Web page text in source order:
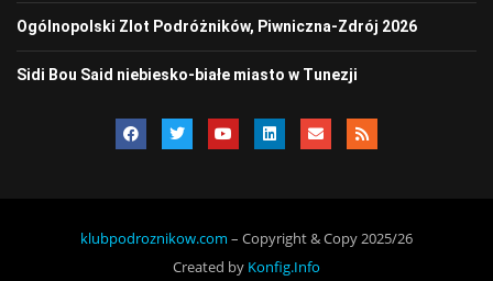
Ogólnopolski Zlot Podróżników, Piwniczna-Zdrój 2026
Sidi Bou Said niebiesko-białe miasto w Tunezji
klubpodroznikow.com – Copyright & Copy 2025/26
Created by Konfig.Info